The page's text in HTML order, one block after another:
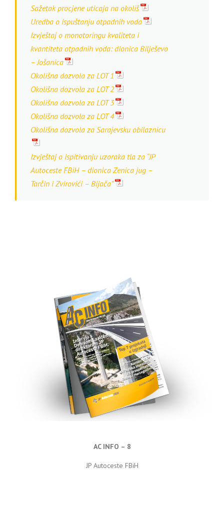
Sažetak procjene uticaja na okoliš
Uredba o ispuštanju otpadnih voda
Izvještaj o monotoringu kvaliteta i
kvantiteta otpadnih voda: dionica Bilješevo
– Jošanica
Okolišna dozvola za LOT 1
Okolišna dozvola za LOT 2
Okolišna dozvola za LOT 3
Okolišna dozvola za LOT 4
Okolišna dozvola za Sarajevsku obilaznicu
Izvještaj o ispitivanju uzoraka tla za “JP
Autoceste FBiH – dionica Zenica jug –
Tarčin i Zvirovići – Bijača”
AC INFO – 8
JP Autoceste FBiH